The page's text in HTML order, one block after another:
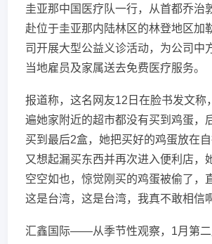
圭亚那中国医疗队一行，从首都乔治
赴位于圭亚那内陆林区的林登地区加
司开展大型公益义诊活动，为公司中
当地雇员及家属送去免费医疗服务。
报道称，这名网友12日在脸书发文称
遍她家附近的超市都没有买到鸡蛋，
买到最后2盒，她把买好的鸡蛋放在自
又想起漏买东西并再次进入便利店，
空空如也，惊觉刚买的鸡蛋被偷了，
这是台湾，这是台湾，我真不敢相信
汇鑫国际——从季节性观察，1月第